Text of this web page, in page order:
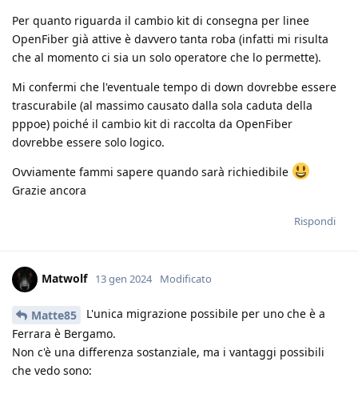
Per quanto riguarda il cambio kit di consegna per linee
OpenFiber già attive è davvero tanta roba (infatti mi risulta
che al momento ci sia un solo operatore che lo permette).
Mi confermi che l'eventuale tempo di down dovrebbe essere
trascurabile (al massimo causato dalla sola caduta della
pppoe) poiché il cambio kit di raccolta da OpenFiber
dovrebbe essere solo logico.
Ovviamente fammi sapere quando sarà richiedibile
Grazie ancora
Rispondi
Matwolf 13 gen 2024 Modificato
Matte85
L'unica migrazione possibile per uno che è a
Ferrara è Bergamo.
Non c'è una differenza sostanziale, ma i vantaggi possibili
che vedo sono: